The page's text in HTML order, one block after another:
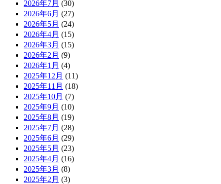
2026年7月 (30)
2026年6月 (27)
2026年5月 (24)
2026年4月 (15)
2026年3月 (15)
2026年2月 (9)
2026年1月 (4)
2025年12月 (11)
2025年11月 (18)
2025年10月 (7)
2025年9月 (10)
2025年8月 (19)
2025年7月 (28)
2025年6月 (29)
2025年5月 (23)
2025年4月 (16)
2025年3月 (8)
2025年2月 (3)